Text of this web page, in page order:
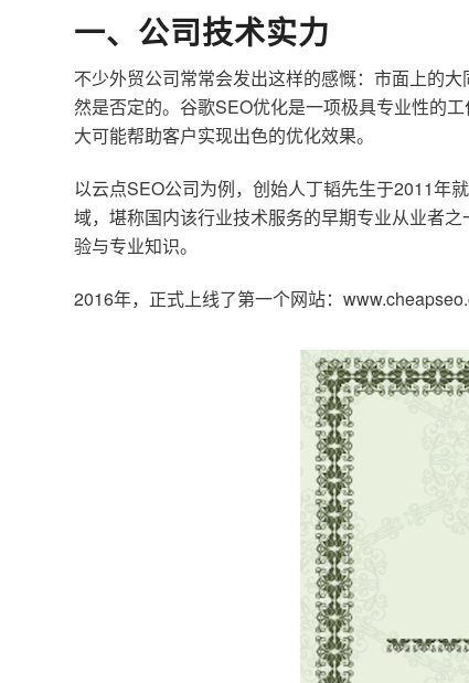
一、公司技术实力
不少外贸公司常常会发出这样的感慨：市面上的
然是否定的。谷歌SEO优化是一项极具专业性的
大可能帮助客户实现出色的优化效果。
以云点SEO公司为例，创始人丁韬先生于2011年
域，堪称国内该行业技术服务的早期专业从业者
验与专业知识。
2016年，正式上线了第一个网站：